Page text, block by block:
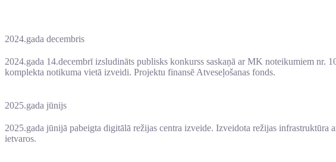
2024.gada decembris
2024.gada 14.decembrī izsludināts publisks konkurss saskaņā ar MK noteikumiem nr.
komplekta notikuma vietā izveidi. Projektu finansē Atveseļošanas fonds.
2025.gada jūnijs
2025.gada jūnijā pabeigta digitālā režijas centra izveide. Izveidota režijas
ietvaros.